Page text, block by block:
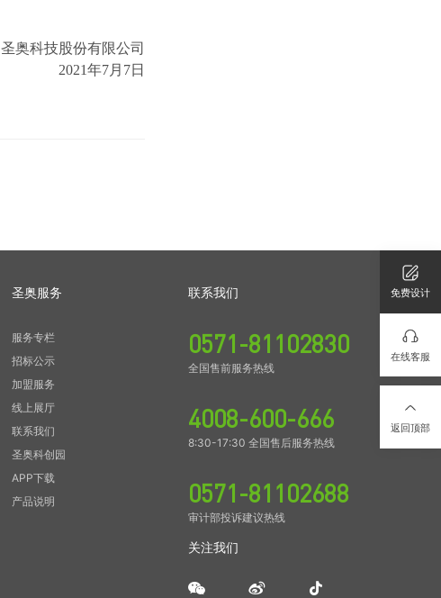
圣奥科技股份有限公司
2021年7月7日
免费设计
在线客服
返回顶部
圣奥服务
服务专栏
招标公示
加盟服务
线上展厅
联系我们
圣奥科创园
APP下载
产品说明
联系我们
0571-81102830
全国售前服务热线
4008-600-666
8:30-17:30 全国售后服务热线
0571-81102688
审计部投诉建议热线
关注我们